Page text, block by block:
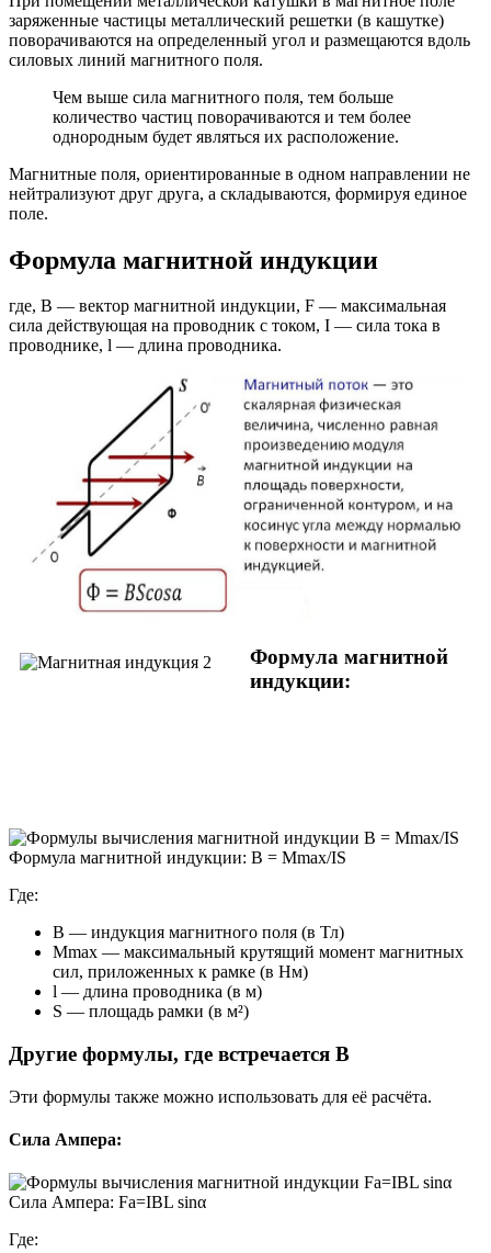
заряженные частицы металлический решетки (в кашутке)
поворачиваются на определенный угол и размещаются вдоль
силовых линий магнитного поля.
Чем выше сила магнитного поля, тем больше
количество частиц поворачиваются и тем более
однородным будет являться их расположение.
Магнитные поля, ориентированные в одном направлении не
нейтрализуют друг друга, а складываются, формируя единое
поле.
Формула магнитной индукции
где, В — вектор магнитной индукции, F — максимальная
сила действующая на проводник с током, I — сила тока в
проводнике, l — длина проводника.
Формула магнитной
индукции:
Формула магнитной индукции: B = Mmax/IS
Где:
B — индукция магнитного поля (в Тл)
Mmax — максимальный крутящий момент магнитных
сил, приложенных к рамке (в Нм)
l — длина проводника (в м)
S — площадь рамки (в м²)
Другие формулы, где встречается B
Эти формулы также можно использовать для её расчёта.
Сила Ампера:
Сила Ампера: Fa=IBL sinα
Где: